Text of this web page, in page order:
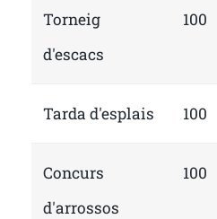
Torneig
d'escacs
100
Tarda d'esplais 100
Concurs
d'arrossos
100